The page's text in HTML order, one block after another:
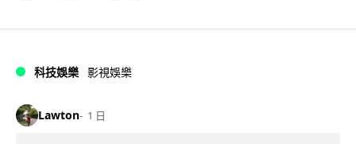
科技娛樂 影視娛樂
Lawton 1 日